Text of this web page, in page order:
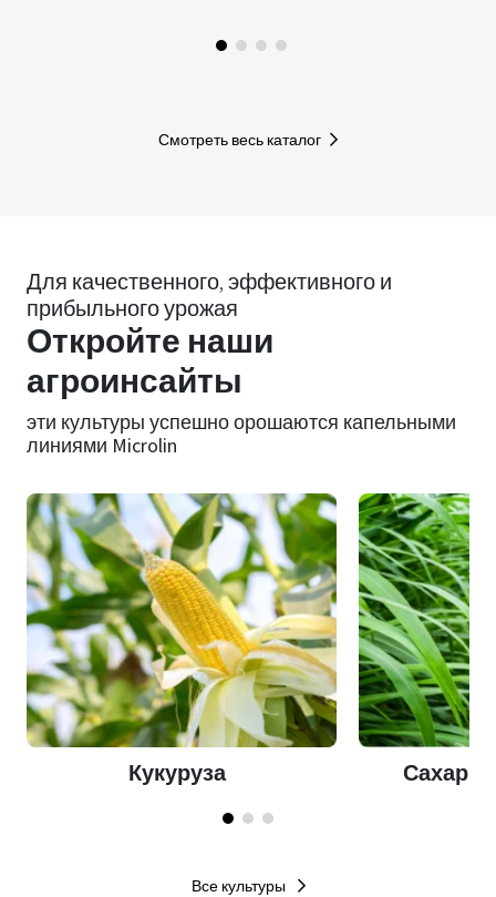
Смотреть весь каталог
Для качественного, эффективного и
прибыльного урожая
Откройте наши
агроинсайты
эти культуры успешно орошаются капельными
линиями Microlin
Кукуруза
Все культуры